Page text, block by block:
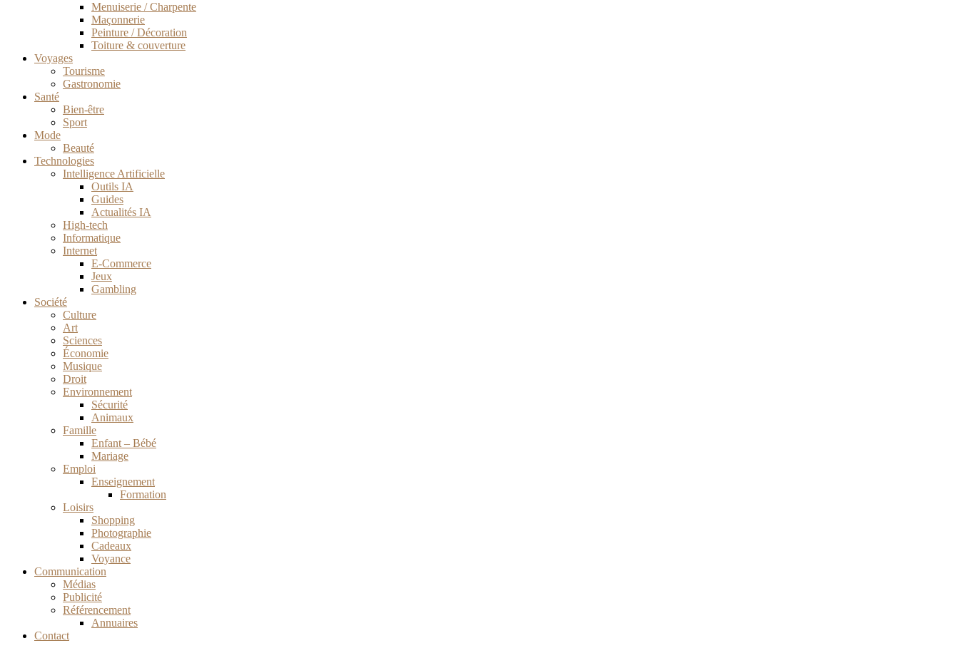
Menuiserie / Charpente
Maçonnerie
Peinture / Décoration
Toiture & couverture
Voyages
Tourisme
Gastronomie
Santé
Bien-être
Sport
Mode
Beauté
Technologies
Intelligence Artificielle
Outils IA
Guides
Actualités IA
High-tech
Informatique
Internet
E-Commerce
Jeux
Gambling
Société
Culture
Art
Sciences
Économie
Musique
Droit
Environnement
Sécurité
Animaux
Famille
Enfant – Bébé
Mariage
Emploi
Enseignement
Formation
Loisirs
Shopping
Photographie
Cadeaux
Voyance
Communication
Médias
Publicité
Référencement
Annuaires
Contact